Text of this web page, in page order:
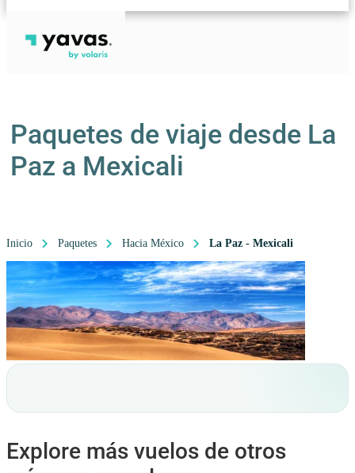
Paquetes de viaje desde La
Paz a Mexicali
Inicio Paquetes Hacia México La Paz - Mexicali
Explore más vuelos de otros